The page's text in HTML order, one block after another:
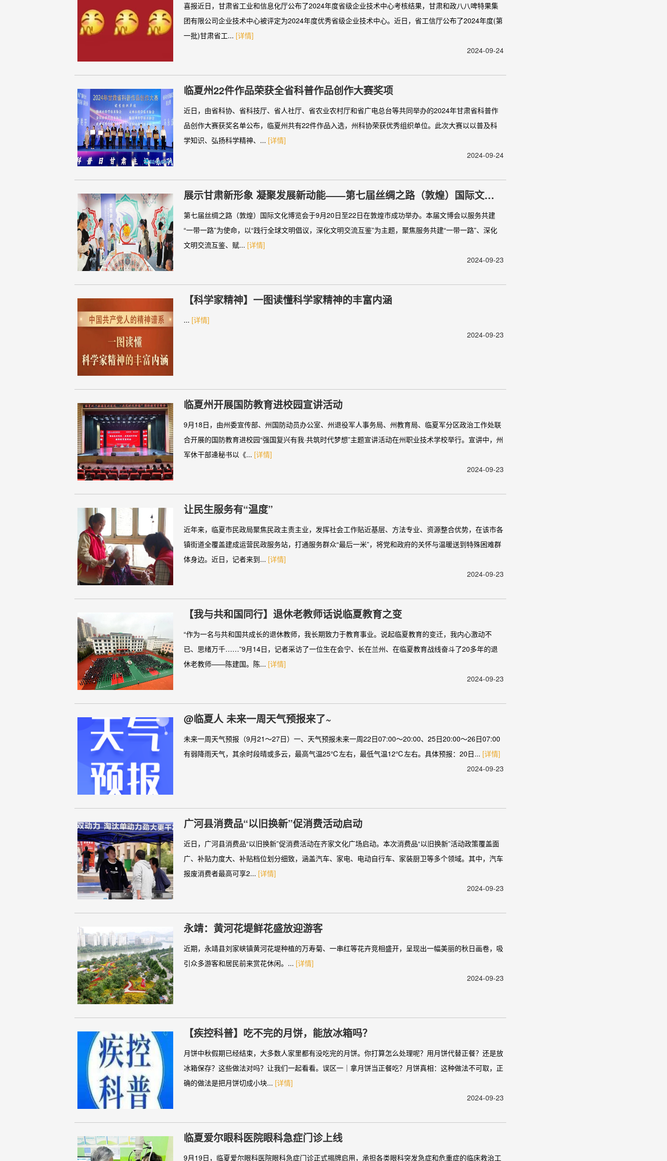
喜报近日，甘肃省工业和信息化厅公布了2024年度省级企业技术中心考核结果，甘肃和政八八啤特果集
团有限公司企业技术中心被评定为2024年度优秀省级企业技术中心。近日，省工信厅公布了2024年度(第
一批)甘肃省工... [详情]
2024-09-24
临夏州22件作品荣获全省科普作品创作大赛奖项
近日，由省科协、省科技厅、省人社厅、省农业农村厅和省广电总台等共同举办的2024年甘肃省科普作
品创作大赛获奖名单公布，临夏州共有22件作品入选，州科协荣获优秀组织单位。此次大赛以以普及科
学知识、弘扬科学精神、... [详情]
2024-09-24
展示甘肃新形象 凝聚发展新动能——第七届丝绸之路（敦煌）国际文化
博览会综述
第七届丝绸之路（敦煌）国际文化博览会于9月20日至22日在敦煌市成功举办。本届文博会以服务共建
“一带一路”为使命，以“践行全球文明倡议，深化文明交流互鉴”为主题，聚焦服务共建“一带一路”、深化
文明交流互鉴、赋... [详情]
2024-09-23
【科学家精神】一图读懂科学家精神的丰富内涵
... [详情]
2024-09-23
临夏州开展国防教育进校园宣讲活动
9月18日，由州委宣传部、州国防动员办公室、州退役军人事务局、州教育局、临夏军分区政治工作处联
合开展的国防教育进校园“强国复兴有我·共筑时代梦想”主题宣讲活动在州职业技术学校举行。宣讲中，州
军休干部逄秘书以《... [详情]
2024-09-23
让民生服务有“温度”
近年来，临夏市民政局聚焦民政主责主业，发挥社会工作贴近基层、方法专业、资源整合优势，在该市各
镇街道全覆盖建成运营民政服务站，打通服务群众“最后一米”，将党和政府的关怀与温暖送到特殊困难群
体身边。近日，记者来到... [详情]
2024-09-23
【我与共和国同行】退休老教师话说临夏教育之变
“作为一名与共和国共成长的退休教师，我长期致力于教育事业。说起临夏教育的变迁，我内心激动不
已、思绪万千……”9月14日，记者采访了一位生在会宁、长在兰州、在临夏教育战线奋斗了20多年的退
休老教师——陈建国。陈... [详情]
2024-09-23
@临夏人 ​未来一周天气预报来了~
未来一周天气预报（9月21～27日）一、天气预报未来一周22日07:00～20:00、25日20:00～26日07:00
有弱降雨天气，其余时段晴或多云，最高气温25℃左右，最低气温12℃左右。具体预报：20日... [详情]
2024-09-23
广河县消费品“以旧换新”促消费活动启动
近日，广河县消费品“以旧换新”促消费活动在齐家文化广场启动。本次消费品“以旧换新”活动政策覆盖面
广、补贴力度大、补贴档位划分细致，涵盖汽车、家电、电动自行车、家装厨卫等多个领域。其中，汽车
报废消费者最高可享2... [详情]
2024-09-23
永靖：黄河花堤鲜花盛放迎游客
近期，永靖县刘家峡镇黄河花堤种植的万寿菊、一串红等花卉竞相盛开，呈现出一幅美丽的秋日画卷，吸
引众多游客和居民前来赏花休闲。... [详情]
2024-09-23
【疾控科普】吃不完的月饼，能放冰箱吗？
月饼中秋假期已经结束，大多数人家里都有没吃完的月饼。你打算怎么处理呢？用月饼代替正餐？还是放
冰箱保存？这些做法对吗？让我们一起看看。误区一｜拿月饼当正餐吃？月饼真相：这种做法不可取，正
确的做法是把月饼切成小块... [详情]
2024-09-23
临夏爱尔眼科医院眼科急症门诊上线
9月19日，临夏爱尔眼科医院眼科急症门诊正式揭牌启用，承担各类眼科突发急症和危重症的临床救治工